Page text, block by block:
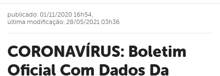
CORONAVÍRUS: Boletim
Oficial Com Dados Da
publicado: 01/11/2020 16h54,
última modificação: 28/05/2021 03h36